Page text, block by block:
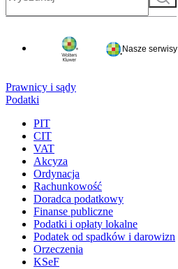
Nasze serwisy
Prawnicy i sądy
Podatki
PIT
CIT
VAT
Akcyza
Ordynacja
Rachunkowość
Doradca podatkowy
Finanse publiczne
Podatki i opłaty lokalne
Podatek od spadków i darowizn
Orzeczenia
KSeF